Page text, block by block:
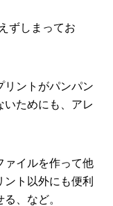
ずしまってお
リントがパンパン
いためにも、アレ
ァイルを作って他
ト以外にも便利
、など。